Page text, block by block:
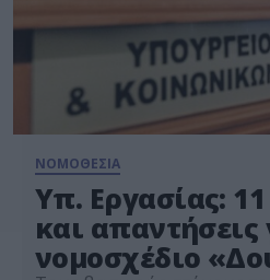
ΝΟΜΟΘΕΣΙΑ
Υπ. Εργασίας:
και απαντήσεις
νομοσχέδιο